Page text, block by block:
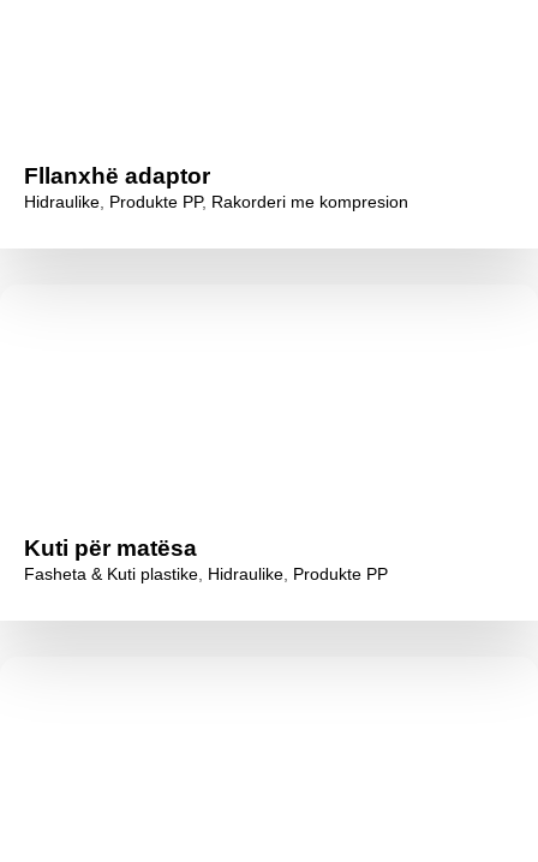
Fllanxhë adaptor
Hidraulike Produkte PP, Rakorderi me kompresion
Kuti për matësa
Fasheta & Kuti plastike Hidraulike Produkte PP